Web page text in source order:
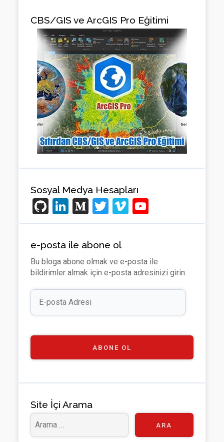
CBS/GIS ve ArcGIS Pro Eğitimi
Sosyal Medya Hesapları
Gi
t
H
u
b
Li
n
ke
dI
n
M
e
di
u
m
T
wi
tt
er
Vi
m o
T
u
b
C
h
n
n
e-posta ile abone ol
Bu bloga abone olmak ve e-posta ile
bildirimler almak için e-posta adresinizi girin.
E-
posta
ABONE OL
Site İçi Arama